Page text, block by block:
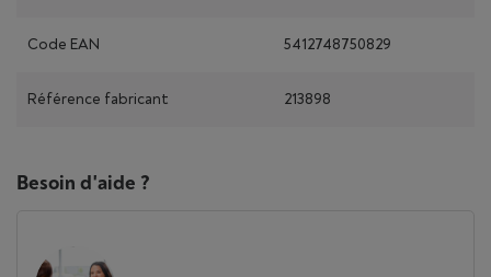
Code EAN 5412748750829
Référence fabricant 213898
Besoin d'aide ?